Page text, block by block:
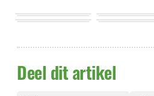
Deel dit artikel